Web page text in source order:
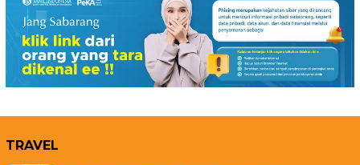
TRAVEL